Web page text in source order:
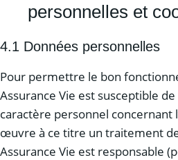
personnelles et
4.1 Données personnelles
Pour permettre le bon
Assurance Vie est susceptible
caractère personnel concernant
œuvre à ce titre un traitement
Assurance Vie est responsable